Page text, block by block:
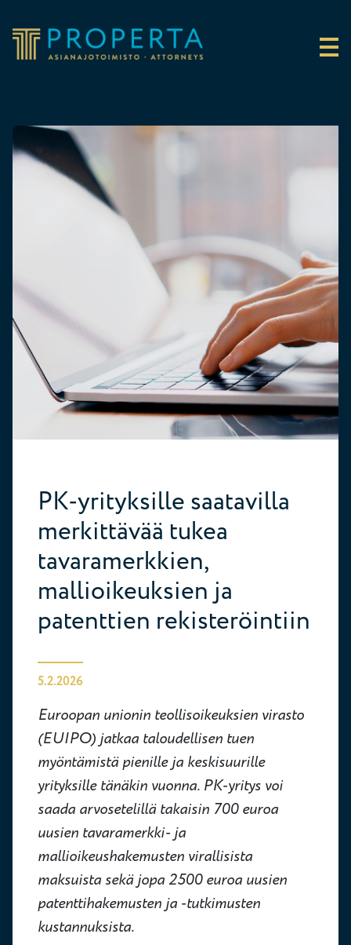
Properta
PK-yrityksille saatavilla
merkittävää tukea
tavaramerkkien,
mallioikeuksien ja
patenttien rekisteröintiin
5.2.2026
Euroopan unionin teollisoikeuksien virasto
(EUIPO) jatkaa taloudellisen tuen
myöntämistä pienille ja keskisuurille
yrityksille tänäkin vuonna. PK-yritys voi
saada arvosetelillä takaisin 700 euroa
uusien tavaramerkki- ja
mallioikeushakemusten virallisista
maksuista sekä jopa 2500 euroa uusien
patenttihakemusten ja -tutkimusten
kustannuksista.